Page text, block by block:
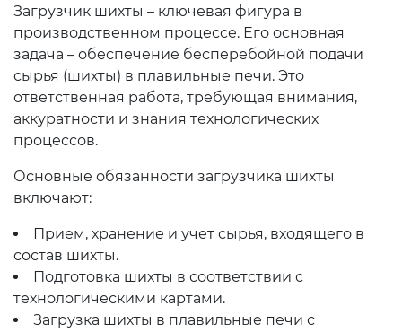
Загрузчик шихты – ключевая фигура в
производственном процессе. Его основная
задача – обеспечение бесперебойной подачи
сырья (шихты) в плавильные печи. Это
ответственная работа, требующая внимания,
аккуратности и знания технологических
процессов.
Основные обязанности загрузчика шихты
включают:
Прием, хранение и учет сырья, входящего в
состав шихты.
Подготовка шихты в соответствии с
технологическими картами.
Загрузка шихты в плавильные печи с